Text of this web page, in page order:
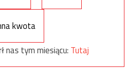
kwota
nas tym miesiącu: Tutaj